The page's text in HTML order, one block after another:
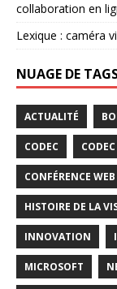
collaboration en
Lexique : caméra
NUAGE DE
ACTUALITÉ
CODEC
CONFÉRENCE WEB
HISTOIRE DE LA
INNOVATION
MICROSOFT